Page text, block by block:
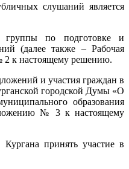
слушаний является
группы по подготовке и
(далее также – Рабочая
2 к настоящему решению.
и участия граждан в
городской Думы «О
образования
№ 3 к настоящему
принять участие в